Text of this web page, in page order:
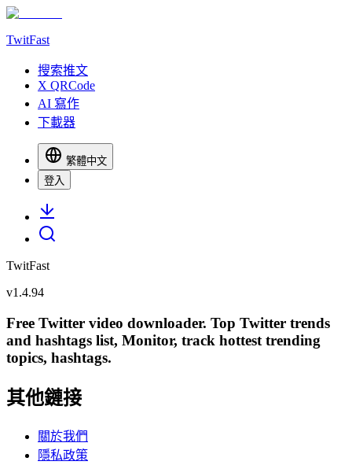
TwitFast
搜索推文
X QRCode
AI 寫作
下載器
繁體中文
登入
TwitFast
v1.4.94
Free Twitter video downloader. Top Twitter trends
and hashtags list, Monitor, track hottest trending
topics, hashtags.
其他鏈接
關於我們
隱私政策